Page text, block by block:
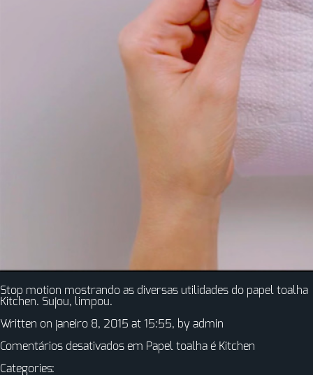
Stop motion mostrando as diversas utilidades do papel toalha
Kitchen. Sujou, limpou.
Written on janeiro 8, 2015 at 15:55, by admin
Comentários desativados em Papel toalha é Kitchen
Categories: